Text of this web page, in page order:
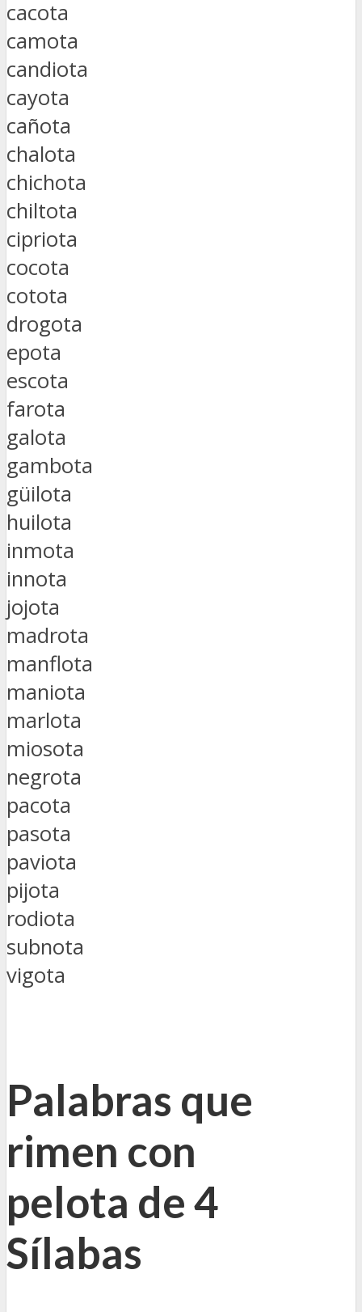
cacota
camota
candiota
cayota
cañota
chalota
chichota
chiltota
cipriota
cocota
cotota
drogota
epota
escota
farota
galota
gambota
güilota
huilota
inmota
innota
jojota
madrota
manflota
maniota
marlota
miosota
negrota
pacota
pasota
paviota
pijota
rodiota
subnota
vigota
Palabras que
rimen con
pelota de 4
Sílabas